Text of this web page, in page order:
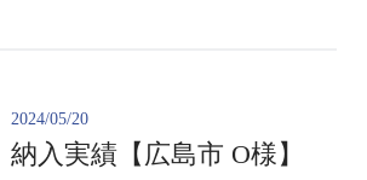
2024/05/20
納入実績【広島市 O様】